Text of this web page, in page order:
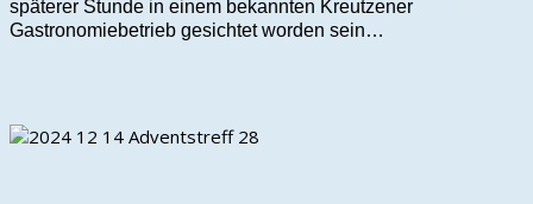
späterer Stunde in einem bekannten Kreutzener
Gastronomiebetrieb gesichtet worden sein…